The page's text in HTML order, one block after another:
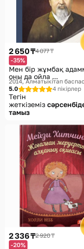
2 650 ₸4 077 ₸
-35%
Мен бір жұмбақ
оны да ойла ...
2014 Алматыкітап
5.0
4 пікірлер
Тегін
жеткіземіз
тамыз
2 336 ₸2 920 ₸
-20%